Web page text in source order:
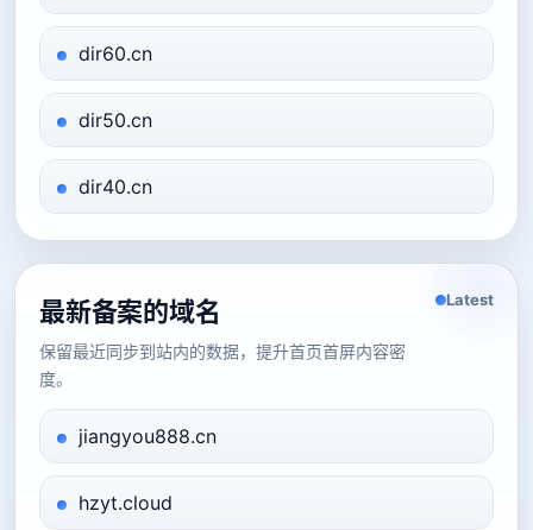
dir60.cn
dir50.cn
dir40.cn
最新备案的域名
保留最近同步到站内的数据，提升首页首屏内容密
度。
Latest
jiangyou888.cn
hzyt.cloud